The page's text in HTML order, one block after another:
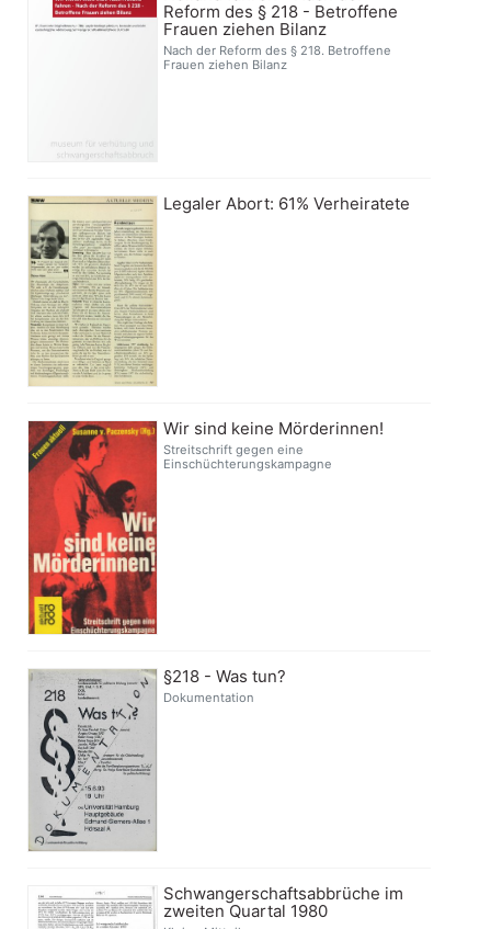
Reform des § 218 - Betroffene
Frauen ziehen Bilanz
Nach der Reform des § 218. Betroffene
Frauen ziehen Bilanz
Legaler Abort: 61% Verheiratete
Wir sind keine Mörderinnen!
Streitschrift gegen eine
Einschüchterungskampagne
§218 - Was tun?
Dokumentation
Schwangerschaftsabbrüche im
zweiten Quartal 1980